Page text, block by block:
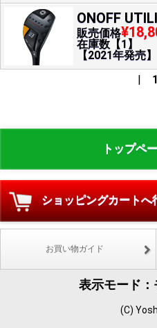
ONOFF
販売価格
在庫数【1】
【2021年発売】
| 1
トップペ
ショッピングカートへ
お買い物ガイド
表示モード：
(C)